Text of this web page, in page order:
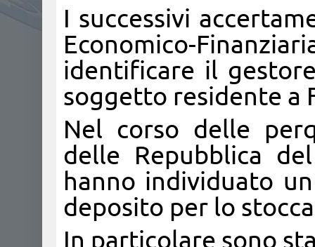
I successivi
Economico-
identificare il
soggetto residente a
Nel corso delle
delle Repubblica
hanno individuato
deposito per lo
In particolare sono